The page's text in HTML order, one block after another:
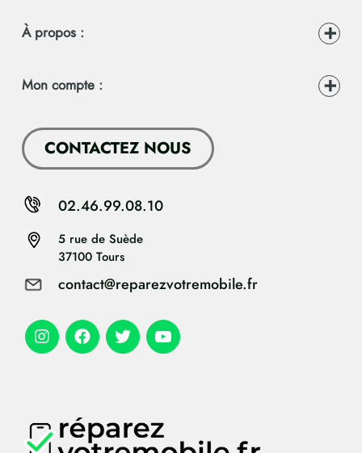
À propos :
Mon compte :
CONTACTEZ NOUS
5 rue de Suède
37100 Tours
contact@reparezvotremobile.fr
02.46.99.08.10